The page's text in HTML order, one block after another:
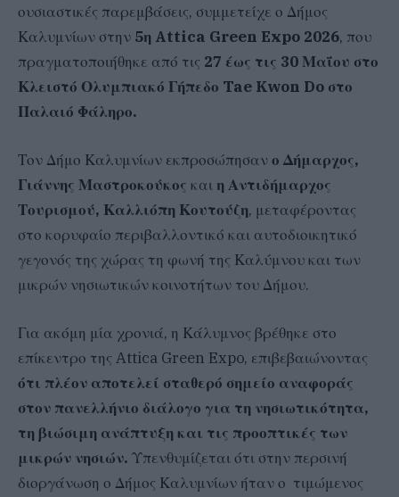
ουσιαστικές παρεμβάσεις, συμμετείχε ο Δήμος
Καλυμνίων στην 5η Attica Green Expo 2026, που
πραγματοποιήθηκε από τις 27 έως τις 30 Μαΐου στο
Κλειστό Ολυμπιακό Γήπεδο Tae Kwon Do στο
Παλαιό Φάληρο.
Τον Δήμο Καλυμνίων εκπροσώπησανο Δήμαρχος,
Γιάννης Μαστροκούκος και η Αντιδήμαρχος
Τουρισμού, Καλλιόπη Κουτούζη, μεταφέροντας
στο κορυφαίο περιβαλλοντικό και αυτοδιοικητικό
γεγονός της χώρας τη φωνή της Καλύμνου και των
μικρών νησιωτικών κοινοτήτων του Δήμου.
Για ακόμη μία χρονιά, η Κάλυμνος βρέθηκε στο
επίκεντρο της Attica Green Expo, επιβεβαιώνοντας
ότι πλέον αποτελεί σταθερό σημείο αναφοράς
στον πανελλήνιο διάλογο για τη νησιωτικότητα,
τη βιώσιμη ανάπτυξη και τις προοπτικές των
μικρών νησιών. Υπενθυμίζεται ότι στην περσινή
διοργάνωση ο Δήμος Καλυμνίων ήταν ο τιμώμενος